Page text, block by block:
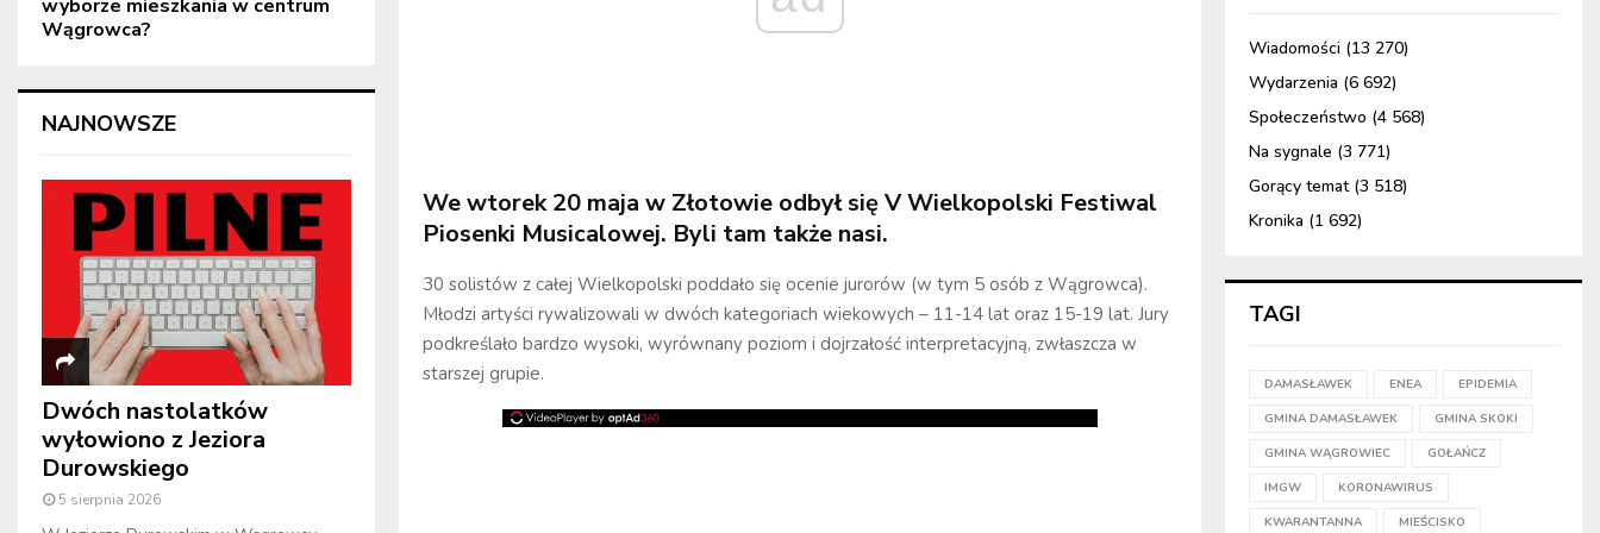
We wtorek 20 maja w Złotowie odbył się V Wielkopolski Festiwal
Piosenki Musicalowej. Byli tam także nasi.
30 solistów z całej Wielkopolski poddało się ocenie jurorów (w tym 5 osób z Wągrowca).
Młodzi artyści rywalizowali w dwóch kategoriach wiekowych – 11-14 lat oraz 15-19 lat. Jury
podkreślało bardzo wysoki, wyrównany poziom i dojrzałość interpretacyjną, zwłaszcza w
starszej grupie.
wyborze mieszkania w centrum
Wągrowca?
NAJNOWSZE
Dwóch nastolatków
wyłowiono z Jeziora
Durowskiego
5 sierpnia 2026
Wiadomości (13 270)
Wydarzenia (6 692)
Społeczeństwo (4 568)
Na sygnale (3 771)
Gorący temat(3 518)
Kronika (1 692)
TAGI
DAMASŁAWEK ENEA EPIDEMIA
GMINA DAMASŁAWEK GMINA SKOKI
GMINA WĄGROWIEC GOŁAŃCZ
IMGW KORONAWIRUS
KWARANTANNA MIEŚCISKO